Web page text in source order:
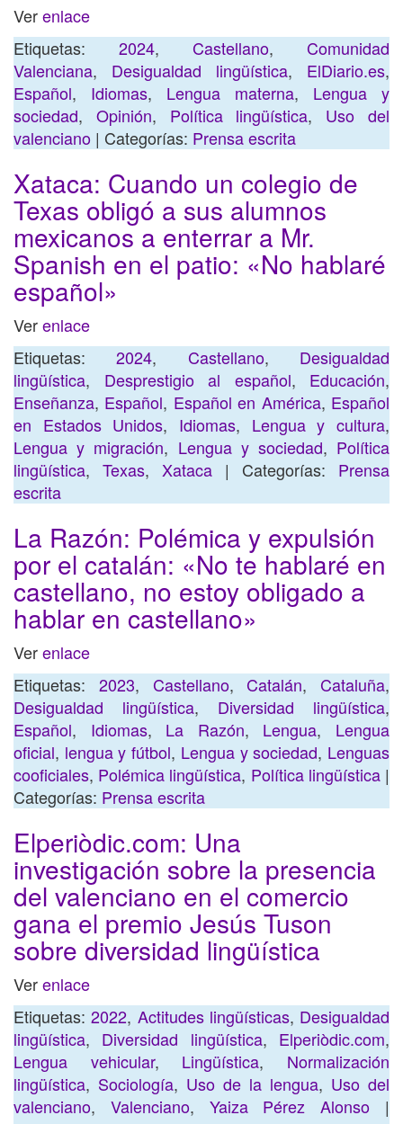
Verenlace
Etiquetas: 2024, Castellano, Comunidad
Valenciana, Desigualdad lingüística, ElDiario.es,
Español, Idiomas, Lengua materna, Lengua y
sociedad, Opinión, Política lingüística, Uso del
valenciano | Categorías: Prensa escrita
Xataca: Cuando un colegio de
Texas obligó a sus alumnos
mexicanos a enterrar a Mr.
Spanish en el patio: «No hablaré
español»
Verenlace
Etiquetas:2024, Castellano, Desigualdad
lingüística, Desprestigio al español, Educación,
Enseñanza, Español, Español en América, Español
en Estados Unidos, Idiomas, Lengua y cultura,
Lengua y migración, Lengua y sociedad, Política
lingüística, Texas, Xataca | Categorías: Prensa
escrita
La Razón: Polémica y expulsión
por el catalán: «No te hablaré en
castellano, no estoy obligado a
hablar en castellano»
Verenlace
Etiquetas: 2023, Castellano,Catalán, Cataluña,
Desigualdad lingüística, Diversidad lingüística,
Español, Idiomas, La Razón, Lengua, Lengua
oficial, lengua y fútbol, Lengua y sociedad, Lenguas
cooficiales, Polémica lingüística, Política lingüística|
Categorías: Prensa escrita
Elperiòdic.com: Una
investigación sobre la presencia
del valenciano en el comercio
gana el premio Jesús Tuson
sobre diversidad lingüística
Verenlace
Etiquetas:2022, Actitudes lingüísticas, Desigualdad
lingüística, Diversidad lingüística, Elperiòdic.com,
Lengua vehicular, Lingüística, Normalización
lingüística, Sociología, Uso de la lengua, Uso del
valenciano, Valenciano, Yaiza Pérez Alonso |